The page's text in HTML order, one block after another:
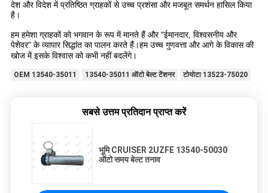
देश और विदेश में प्रतिष्ठित ग्राहकों से उच्च प्रशंसा और मजबूत समर्थन हासिल किया
है।
हम हमेशा ग्राहकों को भगवान के रूप में मानते हैं और "ईमानदार, विश्वसनीय और
पेशेवर" के व्यापार सिद्धांत का पालन करते हैं।हम उच्च गुणवत्ता और आगे के विकास की
खोज में इसके विश्वास को कभी नहीं बदलेंगे।
OEM 13540-35011 13540-35011 ऑटो बेल्ट टेंशनर टोयोटा 13523-75020
सबसे उत्तम प्रतिदान प्राप्त करें
भूमि CRUISER 2UZFE 13540-50030
ऑटो समय बेल्ट तनाव